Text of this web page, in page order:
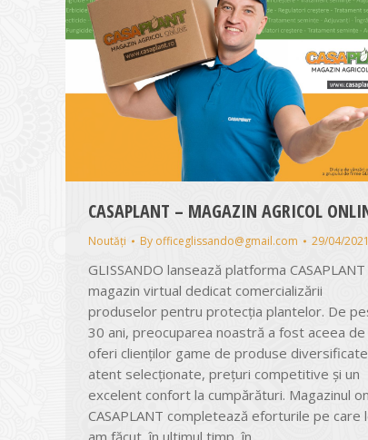
CASAPLANT – MAGAZIN AGRICOL
Noutăți By officeglissando@gmail.com 29/04/2021
GLISSANDO lansează platforma CASAPLANT
magazin virtual dedicat comercializării
produselor pentru protecția plantelor. De
30 ani, preocuparea noastră a fost aceea de
oferi clienților game de produse
atent selecționate, prețuri competitive și un
excelent confort la cumpărături. Magazinul
CASAPLANT completează eforturile pe care